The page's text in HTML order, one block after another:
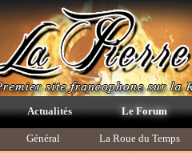
Actualités Le Forum
Général La Roue du Temps